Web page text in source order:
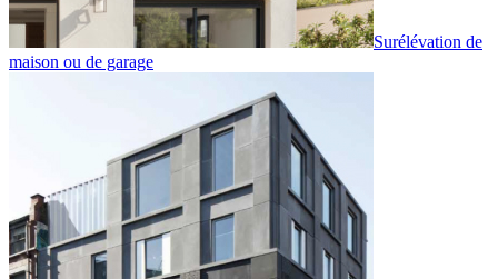
Surélévation de
maison ou de garage